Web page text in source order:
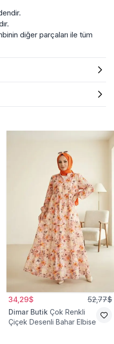
diğer parçaları ile tüm
34,29$ 52,77$
Dimar Butik Çok Renkli
Çiçek Desenli Bahar Elbise